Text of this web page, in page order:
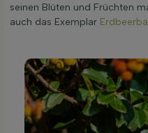
seinen Blüten und Früchten
auch das Exemplar